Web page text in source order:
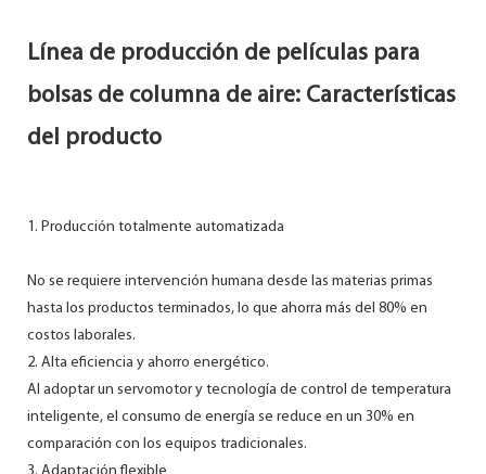
Línea de producción de películas para
bolsas de columna de aire: Características
del producto
1. Producción totalmente automatizada
No se requiere intervención humana desde las materias primas
hasta los productos terminados, lo que ahorra más del 80% en
costos laborales.
2. Alta eficiencia y ahorro energético.
Al adoptar un servomotor y tecnología de control de temperatura
inteligente, el consumo de energía se reduce en un 30% en
comparación con los equipos tradicionales.